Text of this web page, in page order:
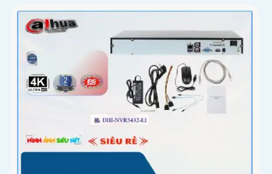
ghi đem lại sự nổi bật như hỗ trợ kết nối 2 HDD, khả năng
mở rộng thêm 16 kênh IP đáp ứng nhu cầu dễ dàng